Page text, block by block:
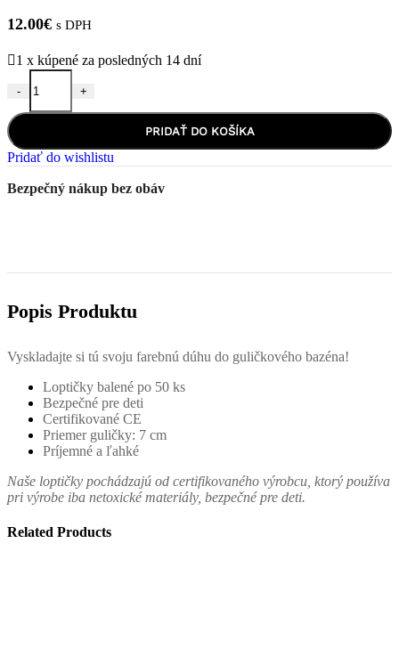
12.00€ s DPH
1 x kúpené za posledných 14 dní
-
množstvo LOPTIČKY DO BAZÉNA SIVÉ 50 ks
+
PRIDAŤ DO KOŠÍKA
Pridať do wishlistu
Bezpečný nákup bez obáv
Popis Produktu
Vyskladajte si tú svoju farebnú dúhu do guličkového bazéna!
Loptičky balené po 50 ks
Bezpečné pre deti
Certifikované CE
Priemer guličky: 7 cm
Príjemné a ľahké
Naše loptičky pochádzajú od certifikovaného výrobcu, ktorý používa
pri výrobe iba netoxické materiály, bezpečné pre deti.
Related Products